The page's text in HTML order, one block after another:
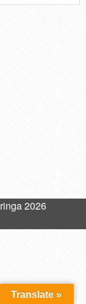
2026
Translate »